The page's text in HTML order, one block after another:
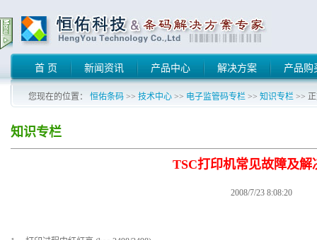
首 页 新闻资讯 产品中心 解决方案 产品购
您现在的位置： 恒佑条码 >> 技术中心 >> 电子监管码专栏 >> 知识专栏 >>
知识专栏
TSC打印机常见故障及解
2008/7/23 8:08:20